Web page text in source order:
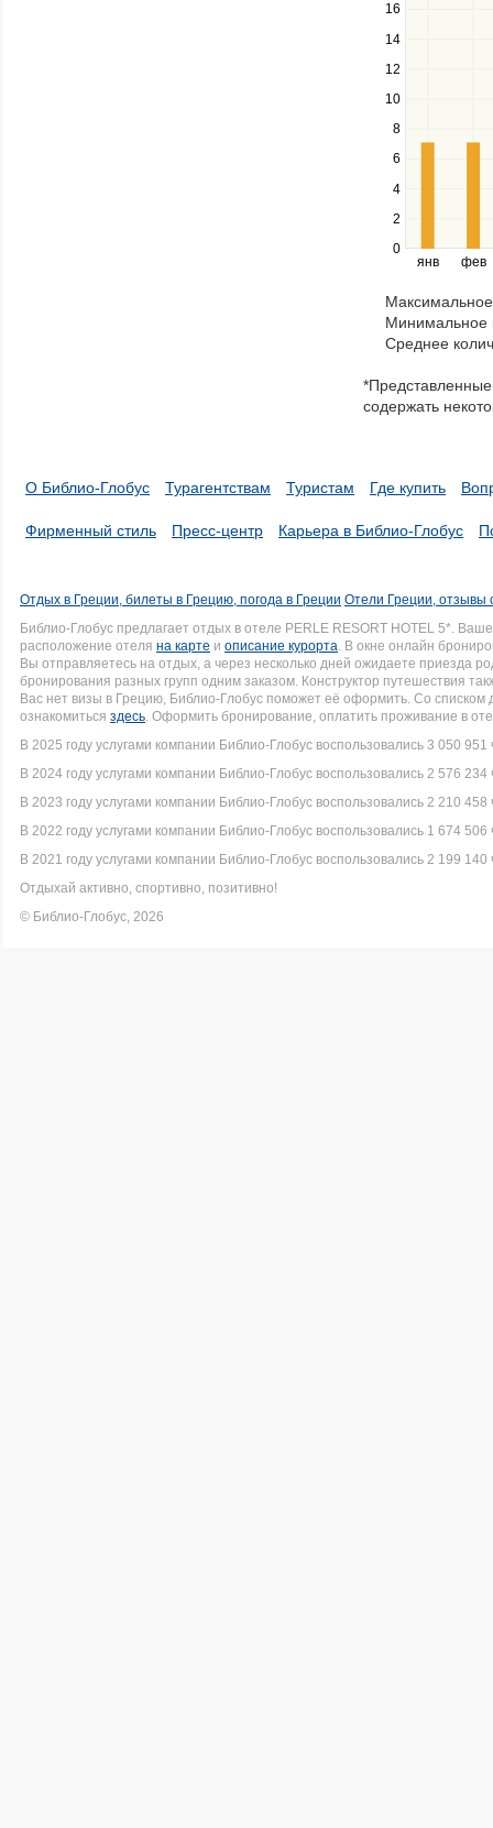
янв фев
0
2
4
6
8
10
12
14
16
and
down
to
navigate
series.
Use
the
and
right
navigate
through
items
a
series.
Минимальное
Среднее
содержать
О Библио-Глобус Турагентствам Туристам Где купить
Фирменный стиль Пресс-центр Карьера в Библио-Глобус
Отдых в Греции, билеты в Грецию, погода в Греции Отели Греции, отзывы
Библио-Глобус предлагает отдых в отеле PERLE RESORT HOTEL 5*.
расположение отеля на карте и описание курорта. В окне онлайн
Вы отправляетесь на отдых, а через несколько дней ожидаете приезда
бронирования разных групп одним заказом. Конструктор путешествия
Вас нет визы в Грецию, Библио-Глобус поможет её оформить. Со
ознакомиться здесь. Оформить бронирование, оплатить проживание в
В 2025 году услугами компании Библио-Глобус воспользовались 3 050 951
В 2024 году услугами компании Библио-Глобус воспользовались 2 576 234
В 2023 году услугами компании Библио-Глобус воспользовались 2 210 458
В 2022 году услугами компании Библио-Глобус воспользовались 1 674 506
В 2021 году услугами компании Библио-Глобус воспользовались 2 199 140
Отдыхай активно, спортивно, позитивно!
© Библио-Глобус, 2026